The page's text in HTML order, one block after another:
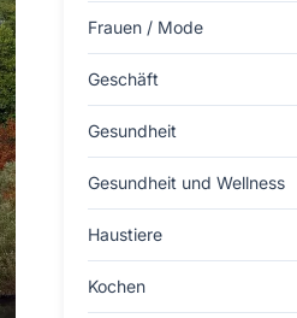
Frauen / Mode
Geschäft
Gesundheit
Gesundheit und Wellness
Haustiere
Kochen